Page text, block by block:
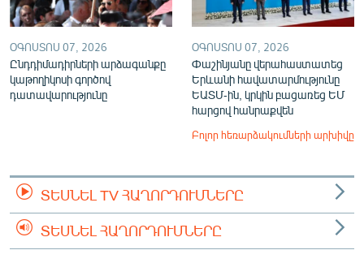
ՕԳՈՍՏՈՍ 07, 2026
Ընդդիմադիրների արձագանքը
կաթողիկոսի գործով
դատավարությունը
ՕԳՈՍՏՈՍ 07, 2026
Փաշինյանը վերահաստատեց
Երևանի հավատարմությունը
ԵԱՏՄ-ին, կրկին բացառեց ԵՄ
հարցով հանրաքվեն
Բոլոր հեռարձակումների արխիվը
ՏԵՍՆԵԼ TV ՀԱՂՈՐԴՈՒՄՆԵՐԸ
ՏԵՍՆԵԼ ՀԱՂՈՐԴՈՒՄՆԵՐԸ